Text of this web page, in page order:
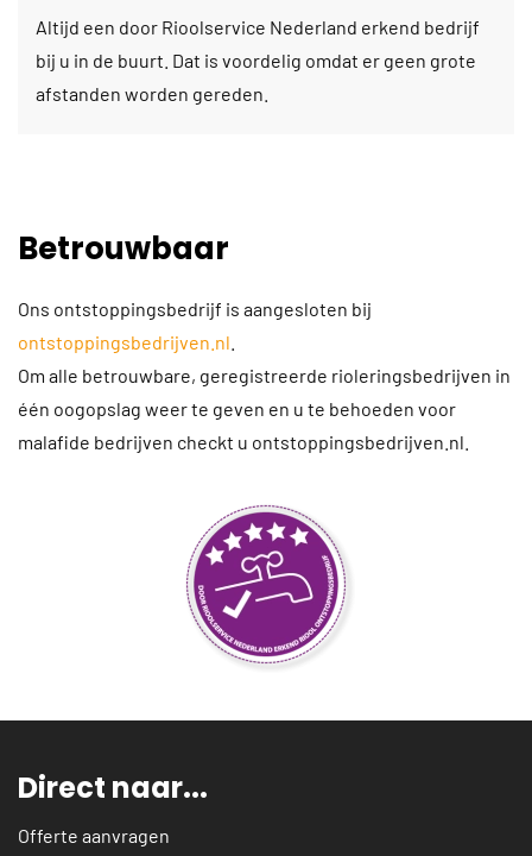
Altijd een door Rioolservice Nederland erkend bedrijf
bij u in de buurt. Dat is voordelig omdat er geen grote
afstanden worden gereden.
Betrouwbaar
Ons ontstoppingsbedrijf is aangesloten bij
ontstoppingsbedrijven.nl
Om alle betrouwbare, geregistreerde rioleringsbedrijven in
één oogopslag weer te geven en u te behoeden voor
malafide bedrijven checkt u ontstoppingsbedrijven.nl.
Direct naar...
Offerte aanvragen